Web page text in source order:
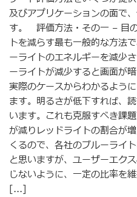
及びアプリケーションの面で
す。 評価方法・その一 – 目
トを減らす最も一般的な方法
ーライトのエネルギーを減少
ーライトが減少すると画面が
実際のケースからわかるよう
ます。明るさが低下すれば、
います。これも克服すべき課
が減りレッドライトの割合が
くるので、各社のブルーライ
と思いますが、ユーザーエク
じないように、一定の比率を
[...]